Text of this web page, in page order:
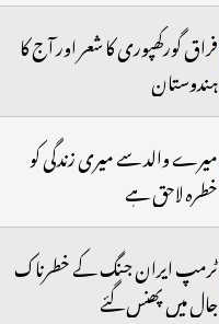
فراق گورکھپوری کا شعر اور آج کا
ہندوستان
میرے والد سے میری زندگی کو
خطرہ لاحق ہے
ٹرمپ ایران جنگ کے خطرناک
جال میں پھنس گئے